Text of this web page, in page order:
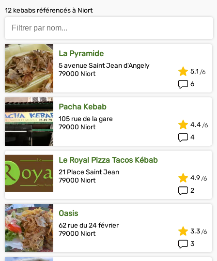
12 kebabs référencés à Niort
La Pyramide
5 avenue Saint Jean d'Angely
79000 Niort
6
5.1
Pacha Kebab
105 rue de la gare
79000 Niort
4
4.4
Le Royal Pizza Tacos Kébab
21 Place Saint Jean
79000 Niort
2
4.9
Oasis
62 rue du 24 février
79000 Niort
3
3.3